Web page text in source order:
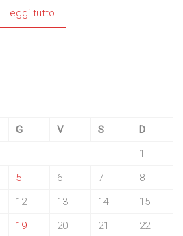
Leggi tutto
G V S
D
1
5 6 7
8
12 13 14
15
19 20 21
22